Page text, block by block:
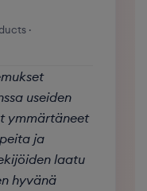
·
useiden
ymmärtäneet
ja
laatu
hyvänä